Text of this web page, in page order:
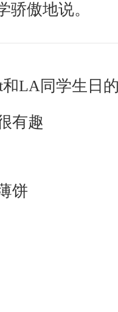
骄傲地说。
和LA同学生日
有趣
饼